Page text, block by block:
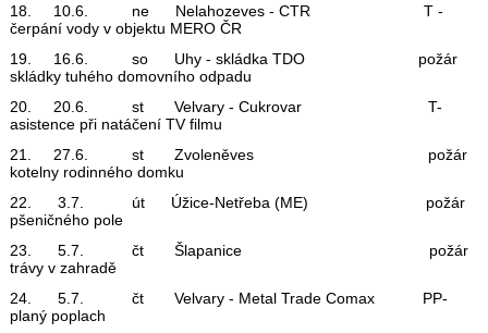
18. 10.6. ne Nelahozeves - CTR T -
čerpání vody v objektu MERO ČR
19. 16.6. so Uhy - skládka TDO požár
skládky tuhého domovního odpadu
20. 20.6. st Velvary - Cukrovar T-
asistence při natáčení TV filmu
21. 27.6. st Zvoleněves požár
kotelny rodinného domku
22. 3.7. út Úžice-Netřeba (ME) požár
pšeničného pole
23. 5.7. čt Šlapanice požár
trávy v zahradě
24. 5.7. čt Velvary - Metal Trade Comax PP-
planý poplach